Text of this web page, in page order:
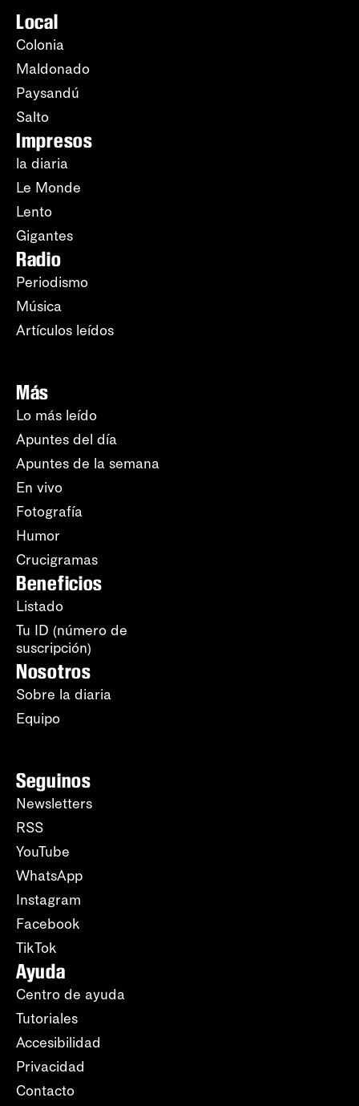
Local
Colonia
Maldonado
Paysandú
Salto
Impresos
la diaria
Le Monde
Lento
Gigantes
Radio
Periodismo
Música
Artículos leídos
Más
Lo más leído
Apuntes del día
Apuntes de la semana
En vivo
Fotografía
Humor
Crucigramas
Beneficios
Listado
Tu ID (número de
suscripción)
Nosotros
Sobre la diaria
Equipo
Seguinos
Newsletters
RSS
YouTube
WhatsApp
Instagram
Facebook
TikTok
Ayuda
Centro de ayuda
Tutoriales
Accesibilidad
Privacidad
Contacto